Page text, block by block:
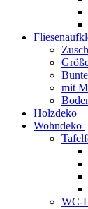
mit
Holzdeko
Wohndeko
WC-